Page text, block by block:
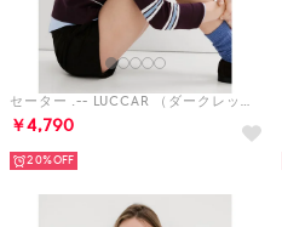
セーター .-- LUCCAR （ダークレッド）
￥4,790
20%